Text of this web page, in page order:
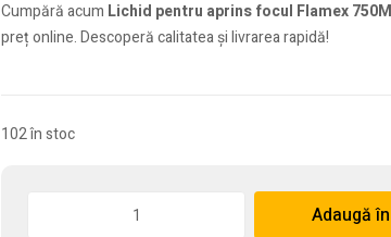
Cumpără acum Lichid pentru aprins focul Flamex
preț online. Descoperă calitatea și livrarea rapidă!
102 în stoc
Adaugă